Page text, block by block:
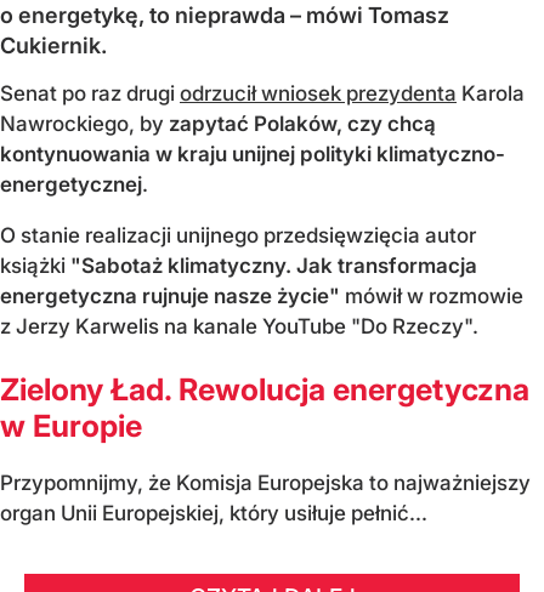
o energetykę, to nieprawda – mówi Tomasz
Cukiernik.
Senat po raz drugi odrzucił wniosek prezydenta Karola
Nawrockiego, by zapytać Polaków, czy chcą
kontynuowania w kraju unijnej polityki klimatyczno-
energetycznej.
O stanie realizacji unijnego przedsięwzięcia autor
książki "Sabotaż klimatyczny. Jak transformacja
energetyczna rujnuje nasze życie" mówił w rozmowie
z Jerzy Karwelis na kanale YouTube "Do Rzeczy".
Zielony Ład. Rewolucja energetyczna
w Europie
Przypomnijmy, że Komisja Europejska to najważniejszy
organ Unii Europejskiej, który usiłuje pełnić...